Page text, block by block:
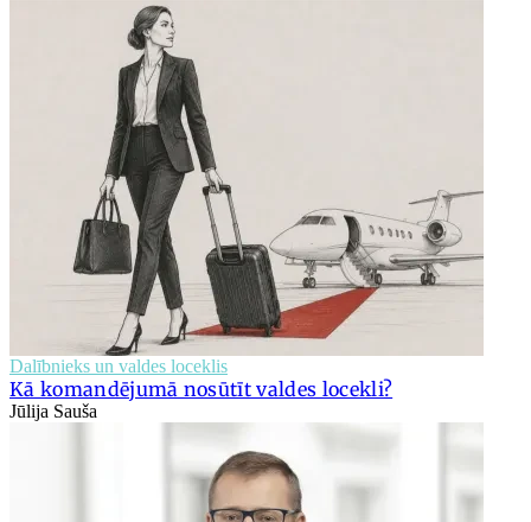
Dalībnieks un valdes loceklis
Kā komandējumā nosūtīt valdes locekli?
Jūlija Sauša